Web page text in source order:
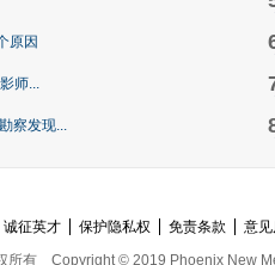
原因
师...
察发现...
诚征英才 保护隐私权 免责条款 意
所有 Copyright © 2019 Phoenix New